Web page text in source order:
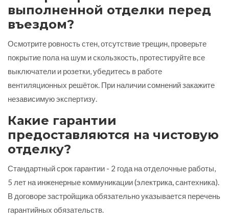
выполненной отделки перед
въездом?
Осмотрите ровность стен, отсутствие трещин, проверьте
покрытие пола на шум и скользкость, протестируйте все
выключатели и розетки, убедитесь в работе
вентиляционных решёток. При наличии сомнений закажите
независимую экспертизу.
Какие гарантии
предоставляются на чистовую
отделку?
Стандартный срок гарантии - 2 года на отделочные работы,
5 лет на инженерные коммуникации (электрика, сантехника).
В договоре застройщика обязательно указывается перечень
гарантийных обязательств.